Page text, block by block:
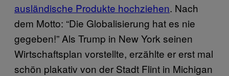
ausländische Produkte hochziehen. Nach
dem Motto: “Die Globalisierung hat es nie
gegeben!” Als Trump in New York seinen
Wirtschaftsplan vorstellte, erzählte er erst mal
schön plakativ von der Stadt Flint in Michigan